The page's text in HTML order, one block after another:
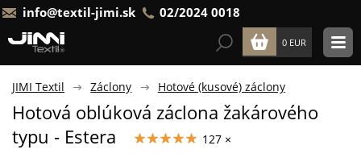
info@textil-jimi.sk 02/2024 0018
0 EUR
JIMI Textil Záclony Hotové (kusové) záclony
Hotová oblúková záclona žakárového
typu - Estera
127 ×